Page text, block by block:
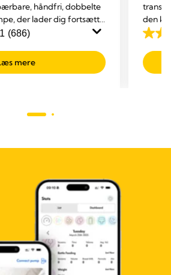
håndfri, dobbelte
der lader dig fortsætte
mens du pumper mælk
(686)
mere
den
4.7
ud
af